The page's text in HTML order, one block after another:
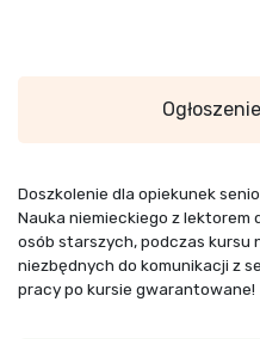
Doszkolenie dla opiekunek
Nauka niemieckiego z lektorem
osób starszych, podczas kursu
niezbędnych do komunikacji z
pracy po kursie gwarantowane!